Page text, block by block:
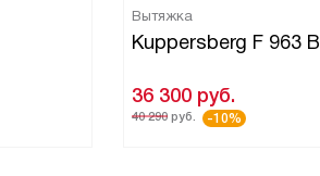
Вытяжка
Kuppersberg F 963 B
36 300 руб.
40 290 руб. -10%